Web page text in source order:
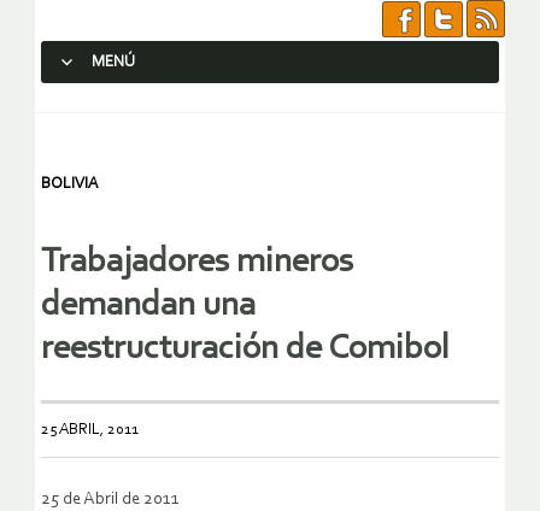
MENÚ
BOLIVIA
Trabajadores mineros
demandan una
reestructuración de Comibol
25 ABRIL, 2011
25 de Abril de 2011